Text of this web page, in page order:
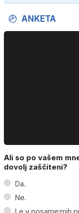
ANKETA
Ali so po vašem
dovolj zaščiteni?
Da.
Ne.